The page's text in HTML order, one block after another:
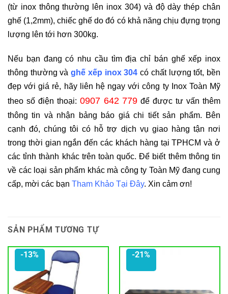
(từ inox thông thường lên inox 304) và độ dày thép chân
ghế (1,2mm), chiếc ghế do đó có khả năng chịu đựng trọng
lượng lên tới hơn 300kg.
Nếu bạn đang có nhu cầu tìm địa chỉ bán ghế xếp inox
thông thường vàghế xếp inox 304 có chất lượng tốt, bền
đẹp với giá rẻ, hãy liên hệ ngay với công ty Inox Toàn Mỹ
theo số điện thoại: 0907 642 779 để được tư vấn thêm
thông tin và nhận bảng báo giá chi tiết sản phẩm. Bên
cạnh đó, chúng tôi có hỗ trợ dịch vụ giao hàng tận nơi
trong thời gian ngắn đến các khách hàng tại TPHCM và ở
các tỉnh thành khác trên toàn quốc. Để biết thêm thông tin
về các loại sản phẩm khác mà công ty Toàn Mỹ đang cung
cấp, mời các bạn Tham Khảo Tại Đây. Xin cảm ơn!
SẢN PHẨM TƯƠNG TỰ
-13% -21%